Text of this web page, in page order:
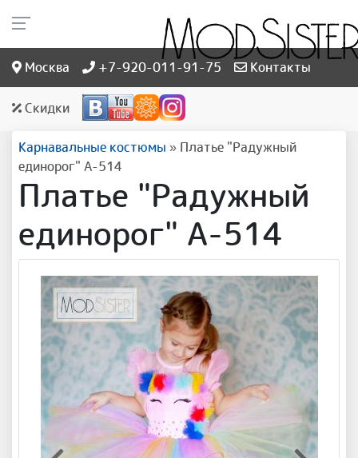
Москва +7-920-011-91-75 Контакты
Скидки
Карнавальные костюмы » Платье "Радужный
единорог" А-514
Платье "Радужный
единорог" А-514